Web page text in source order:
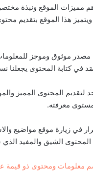
مميزات الموقع ونبذة
ويتميز هذا الموقع بتقديم
موثوق وموجز للمعلومات
في كتابة المحتوى يجعلنا
لتقديم المحتوى المميز
معرفته.
في زيارة موقع مواضيع
المحتوى الشيق والمفيد
معلومات ومحتوى ذو قيمة